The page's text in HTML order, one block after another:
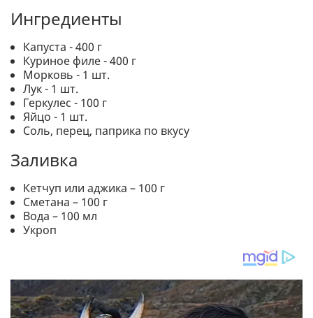
Ингредиенты
Капуста - 400 г
Куриное филе - 400 г
Морковь - 1 шт.
Лук - 1 шт.
Геркулес - 100 г
Яйцо - 1 шт.
Соль, перец, паприка по вкусу
Заливка
Кетчуп или аджика – 100 г
Сметана – 100 г
Вода – 100 мл
Укроп